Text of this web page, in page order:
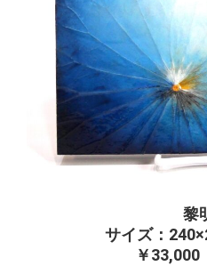
黎
サイズ：
￥33,000